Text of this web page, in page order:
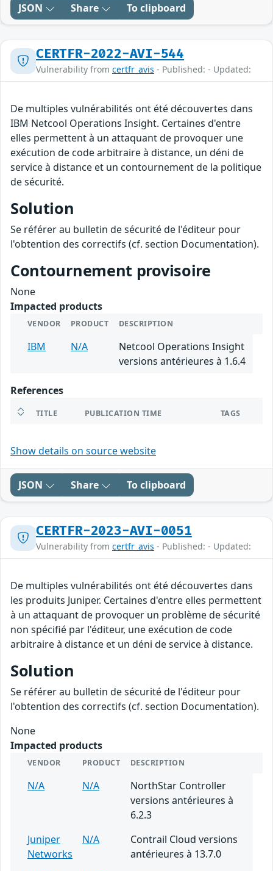
JSON Share To clipboard
CERTFR-2022-AVI-544
Vulnerability from certfr_avis - Published: - Updated:
De multiples vulnérabilités ont été découvertes dans
IBM Netcool Operations Insight. Certaines d'entre
elles permettent à un attaquant de provoquer une
exécution de code arbitraire à distance, un déni de
service à distance et un contournement de la politique
de sécurité.
Solution
Se référer au bulletin de sécurité de l'éditeur pour
l'obtention des correctifs (cf. section Documentation).
Contournement provisoire
None
Impacted products
VENDOR PRODUCT DESCRIPTION
IBM N/A
Netcool Operations Insight
versions antérieures à 1.6.4
References
TITLE PUBLICATION TIME TAGS
Show details on source website
JSON Share To clipboard
CERTFR-2023-AVI-0051
Vulnerability from certfr_avis - Published: - Updated:
De multiples vulnérabilités ont été découvertes dans
les produits Juniper. Certaines d'entre elles permettent
à un attaquant de provoquer un problème de sécurité
non spécifié par l'éditeur, une exécution de code
arbitraire à distance et un déni de service à distance.
Solution
Se référer au bulletin de sécurité de l'éditeur pour
l'obtention des correctifs (cf. section Documentation).
None
Impacted products
VENDOR PRODUCT DESCRIPTION
N/A N/A
NorthStar Controller
versions antérieures à
6.2.3
Juniper
Networks
N/A
Contrail Cloud versions
antérieures à 13.7.0